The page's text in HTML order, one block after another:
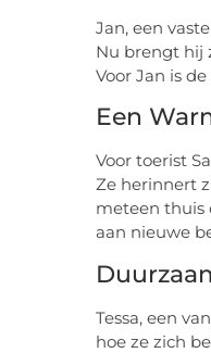
Jan, een
Nu brengt hij
Voor Jan is
Een
Voor toerist
Ze herinnert
meteen thuis
aan nieuwe
Tessa, een
hoe ze zich